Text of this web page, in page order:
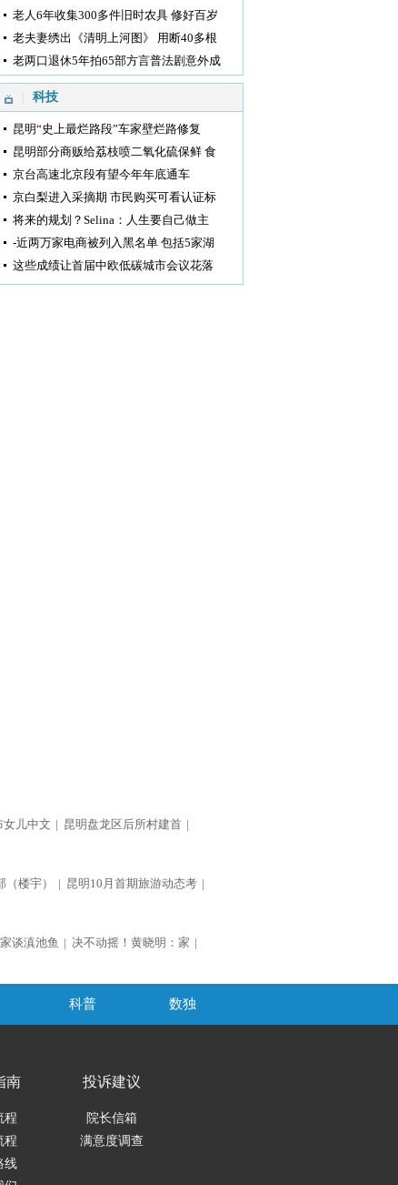
老人6年收集300多件旧时农具 修好百岁
老夫妻绣出《清明上河图》 用断40多根
老两口退休5年拍65部方言普法剧意外成
科技
昆明“史上最烂路段”车家壁烂路修复
昆明部分商贩给荔枝喷二氧化硫保鲜 食
京台高速北京段有望今年年底通车
京白梨进入采摘期 市民购买可看认证标
将来的规划？Selina：人生要自己做主
-近两万家电商被列入黑名单 包括5家湖
这些成绩让首届中欧低碳城市会议花落
女儿中文 | 昆明盘龙区后所村建首 |
楼宇） | 昆明10月首期旅游动态考 |
谈滇池鱼 | 决不动摇！黄晓明：家 |
科普 数独
南
程
程
线
投诉建议
院长信箱
满意度调查